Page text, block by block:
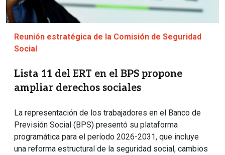
Reunión estratégica de la Comisión de Seguridad
Social
Lista 11 del ERT en el BPS propone
ampliar derechos sociales
La representación de los trabajadores en el Banco de
Previsión Social (BPS) presentó su plataforma
programática para el período 2026-2031, que incluye
una reforma estructural de la seguridad social, cambios